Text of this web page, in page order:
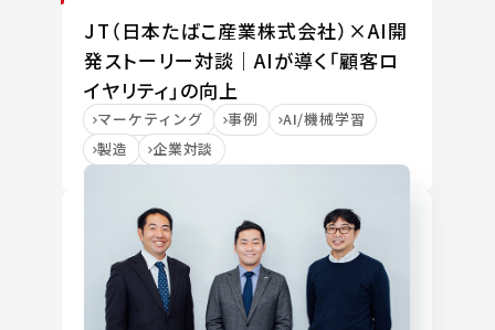
JT（日本たばこ産業株式会社）×AI開
発ストーリー対談｜AIが導く「顧客ロ
イヤリティ」の向上
マーケティング 事例
AI/機械学習
製造
企業対談